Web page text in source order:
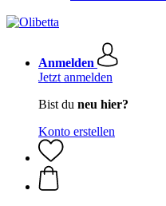
Anmelden
Jetzt anmelden
Bist du neu hier?
Konto erstellen